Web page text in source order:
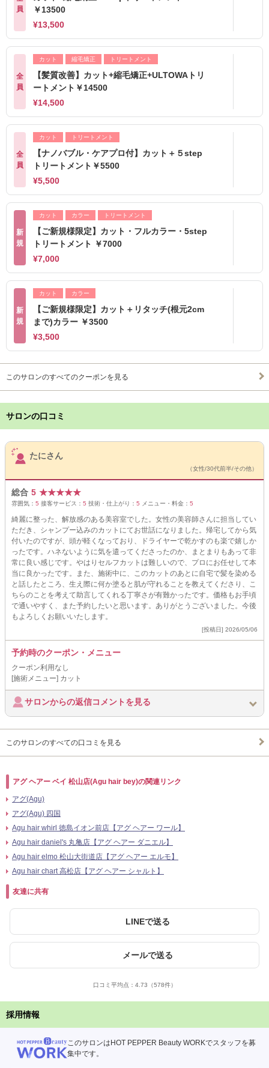
員
￥13500
¥13,500
全
員
カット 縮毛矯正 トリートメント
【髪質改善】カット+縮毛矯正+ULTOWAトリ
ートメント￥14500
¥14,500
全
員
カット トリートメント
【ナノバブル・ケアプロ付】カット＋５step
トリートメント￥5500
¥5,500
新
規
カット カラー トリートメント
【ご新規様限定】カット・フルカラー・5step
トリートメント ￥7000
¥7,000
新
規
カット カラー
【ご新規様限定】カット＋リタッチ(根元2cm
まで)カラー ￥3500
¥3,500
このサロンのすべてのクーポンを見る
サロンの口コミ
サロンPick Up
たにさん
（女性/30代前半/その他）
総合 5 ★★★★★
雰囲気： 5 接客サービス： 5 技術・仕上がり： 5 メニュー・料金： 5
綺麗に整った、解放感のある美容室でした。女性の美容師さんに担当してい
ただき、シャンプー込みのカットにてお世話になりました。帰宅してから気
付いたのですが、頭が軽くなっており、ドライヤーで乾かすのも楽で嬉しか
ったです。ハネないように気を遣ってくださったのか、まとまりもあって非
常に良い感じです。やはりセルフカットは難しいので、プロにお任せして本
当に良かったです。また、施術中に、このカットのあとに自宅で髪を染める
と話したところ、生え際に何か塗ると肌が守れることを教えてくださり、こ
ちらのことを考えて助言してくれる丁寧さが有難かったです。価格もお手頃
で通いやすく、また予約したいと思います。ありがとうございました。今後
もよろしくお願いいたします。
[投稿日] 2026/05/06
予約時のクーポン・メニュー
クーポン利用なし
[施術メニュー] カット
サロンからの返信コメントを見る
このサロンのすべての口コミを見る
アグ ヘアー ベイ 松山店(Agu hair bey)の関連リンク
アグ(Agu)
アグ(Agu) 四国
Agu hair whirl 徳島イオン前店【アグ ヘアー ワール】
Agu hair daniel's 丸亀店【アグ ヘアー ダニエル】
Agu hair elmo 松山大街道店【アグ ヘアー エルモ】
Agu hair chart 高松店【アグ ヘアー シャルト】
友達に共有
LINEで送る
メールで送る
口コミ平均点： 4.73 （578件）
採用情報
このサロンはHOT PEPPER Beauty WORKでスタッフを募
集中です。